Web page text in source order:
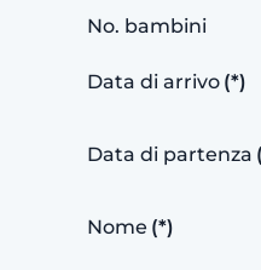
No. bambini
Data di arrivo (*)
Data di partenza
Nome (*)